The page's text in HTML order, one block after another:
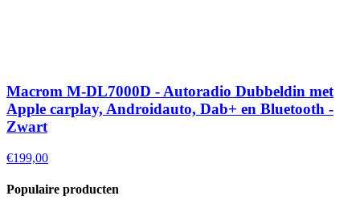
Macrom M-DL7000D - Autoradio Dubbeldin met
Apple carplay, Androidauto, Dab+ en Bluetooth -
Zwart
€199,00
Populaire producten